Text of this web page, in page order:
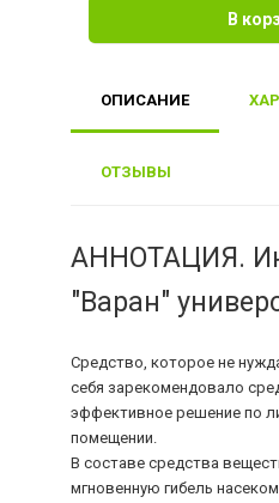
В
ОПИСАНИЕ
ОТЗЫВЫ
АННОТАЦИЯ.
"Варан"
Средство, которое не
себя зарекомендовало
эффективное решение по
помещении.
В составе средства
мгновенную гибель